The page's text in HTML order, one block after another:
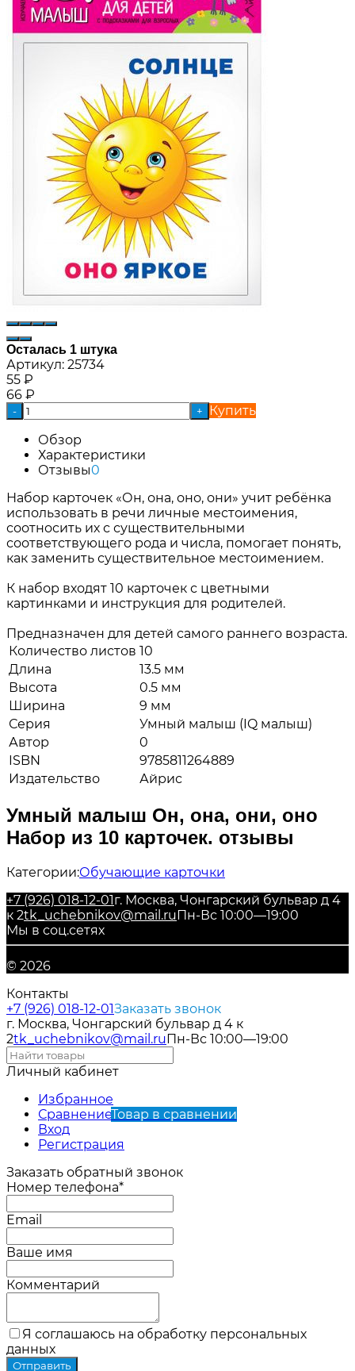
Осталась 1 штука
Артикул: 25734
55 ₽
66 ₽
- +
Купить
Обзор
Характеристики
Отзывы0
Набор карточек «Он, она, оно, они» учит ребёнка
использовать в речи личные местоимения,
соотносить их с существительными
соответствующего рода и числа, помогает понять,
как заменить существительное местоимением.
К набор входят 10 карточек с цветными
картинками и инструкция для родителей.
Предназначен для детей самого раннего возраста.
Количество листов 10
Длина
13.5 мм
Высота
0.5 мм
Ширина
9 мм
Серия
Умный малыш (IQ малыш)
Автор
0
ISBN
9785811264889
Издательство
Айрис
Умный малыш Он, она, они, оно
Набор из 10 карточек. отзывы
Категории:Обучающие карточки
+7 (926) 018-12-01г. Москва, Чонгарский бульвар д 4
к 2tk_uchebnikov@mail.ruПн-Вс 10:00—19:00
Мы в соц.сетях
© 2026
Контакты
+7 (926) 018-12-01Заказать звонок
г. Москва, Чонгарский бульвар д 4 к
2tk_uchebnikov@mail.ruПн-Вс 10:00—19:00
Личный кабинет
Избранное
СравнениеТовар в сравнении
Вход
Регистрация
Заказать обратный звонок
Номер телефона*
Email
Ваше имя
Комментарий
Я соглашаюсь на обработку персональных
данных